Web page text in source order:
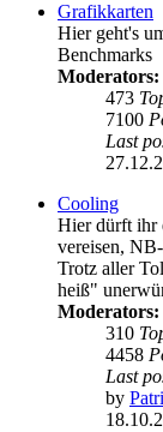
Grafikkarten
Hier geht's
Benchmarks
Moderators:
473
7100
Last
Cooling
Hier dürft ihr
vereisen,
Trotz aller
heiß"
Moderators:
310
4458
Last
by